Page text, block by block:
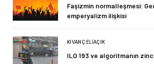
Faşizmin normalleşmesi:
emperyalizm ilişkisi
KIVANÇ ELIAÇIK
ILO 193 ve algoritmanın